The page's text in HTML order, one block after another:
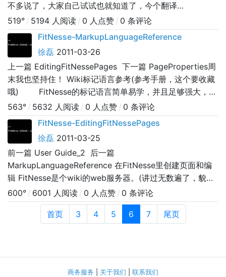
不多说了，大家自己试试也就知道了，今个翻译
PageProperties(页面属性)。 插一句：其实我们看web上
的地址也是很有意思的，一级套一级的 http://loc
519° / 5194 人阅读 / 0 人点赞 / 0 条评论
FitNesse-MarkupLanguageReference
徐磊 2011-03-26
上一篇 EditingFitNessePages 下一篇 PageProperties周
末我也坚持住！ Wiki标记语言参考(参考手册，这个要收藏
哦) FitNesse的标记语言简单易学，并且足够强大，它
能够让你写出丰富格式和定制化的wiki页面。下面就是在
wiki页面上你如何格式文本及完成其他事情的参考，对了，
563° / 5632 人阅读 / 0 人点赞 / 0 条评论
FitNesse-EditingFitNessePages
徐磊 2011-03-25
前一篇 User Guide_2 后一篇
MarkupLanguageReference 在FitNesse里创建页面和编
辑 FitNesse是个wiki的web服务器。(讲过无数遍了，貌
似)。在开始用FitNesse创建测试表之前，我们需要知道一
些关于wiki的东西。 在Wiki里，通过浏览器，你允许创建
新页面或者编辑那些可以编辑的页面，不过在这之前，你要
600° / 6001 人阅读 / 0 人点赞 / 0 条评论
首页 3 4 5 6 7 尾页
商务服务 关于我们 联系我们